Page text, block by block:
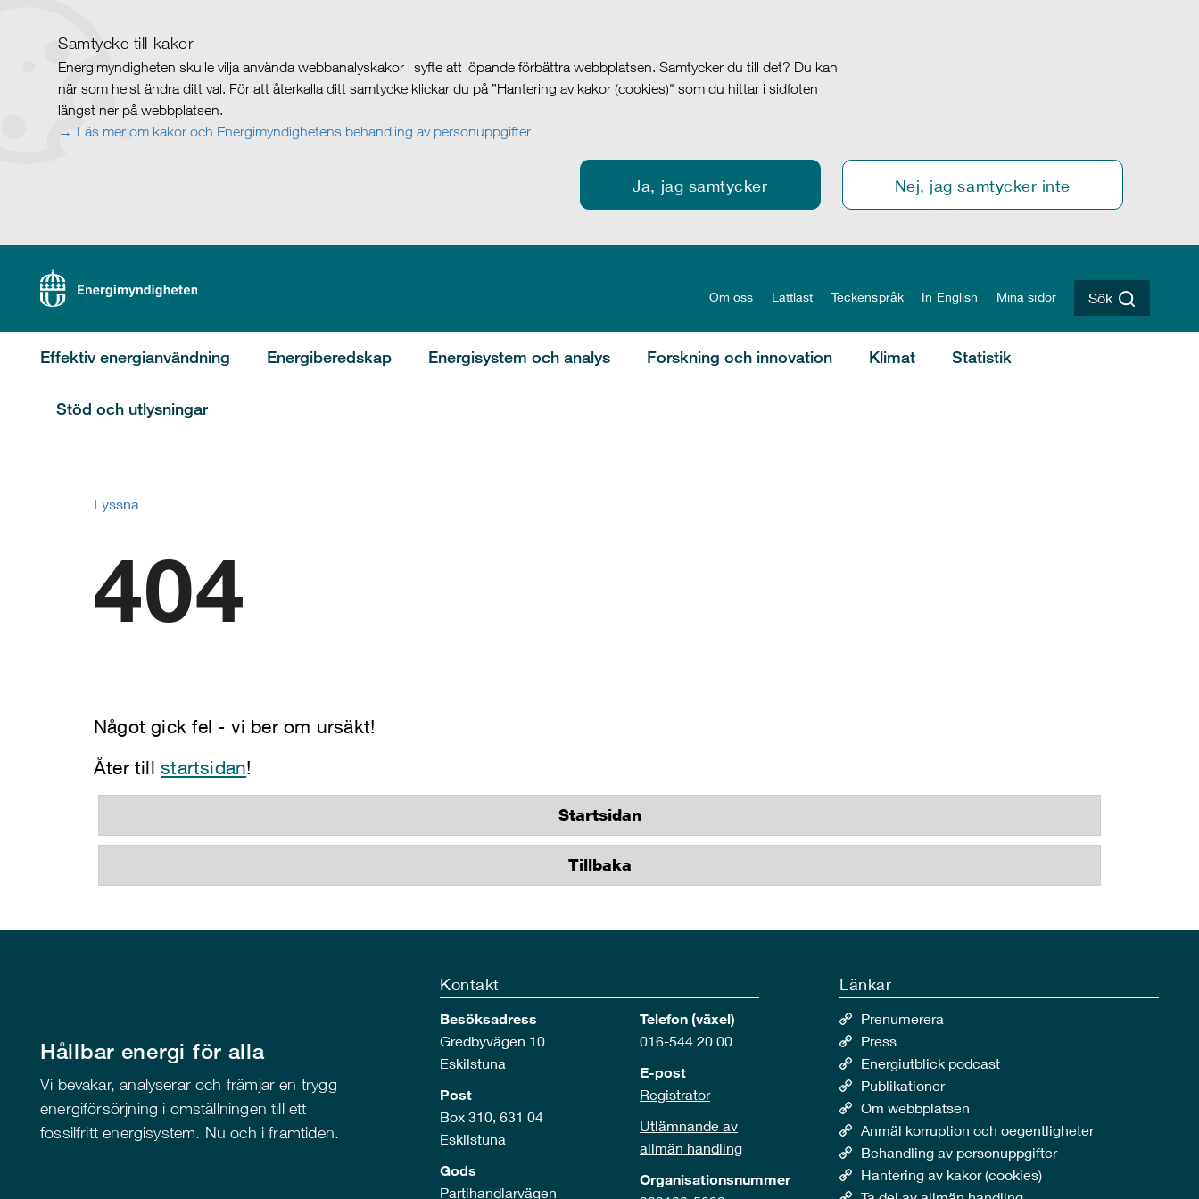
Samtycke till kakor
Energimyndigheten skulle vilja använda webbanalyskakor i syfte att löpande förbättra webbplatsen. Samtycker du till det? Du kan
när som helst ändra ditt val. För att återkalla ditt samtycke klickar du på ”Hantering av kakor (cookies)" som du hittar i sidfoten
längst ner på webbplatsen.
Läs mer om kakor och Energimyndighetens behandling av personuppgifter
Ja, jag samtycker Nej, jag samtycker inte
Om oss Lättläst Teckenspråk In English Mina sidor Sök
Effektiv energianvändning Energiberedskap Energisystem och analys Forskning och innovation Klimat Statistik
Stöd och utlysningar
Lyssna
404
Något gick fel - vi ber om ursäkt!
Åter tillstartsidan!
Startsidan
Tillbaka
Hållbar energi för alla
Vi bevakar, analyserar och främjar en trygg
energiförsörjning i omställningen till ett
fossilfritt energisystem. Nu och i framtiden.
Kontakt
Besöksadress
Gredbyvägen 10
Eskilstuna
Post
Box 310, 631 04
Eskilstuna
Gods
Partihandlarvägen
Telefon (växel)
016-544 20 00
E-post
Registrator
Utlämnande av
allmän handling
Organisationsnummer
Länkar
Prenumerera
Press
Energiutblick podcast
Publikationer
Om webbplatsen
Anmäl korruption och oegentligheter
Behandling av personuppgifter
Hantering av kakor (cookies)